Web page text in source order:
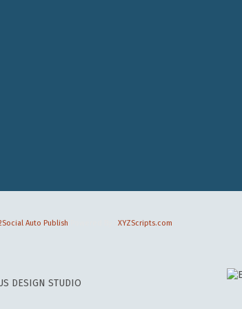
DESIGN STUDIO
Auto Publish XYZScripts.com